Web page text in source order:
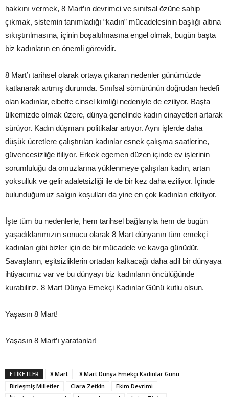
hakkını vermek, 8 Mart’ın devrimci ve sınıfsal özüne sahip
çıkmak, sistemin tanımladığı “kadın” mücadelesinin başlığı altına
sıkıştırılmasına, içinin boşaltılmasına engel olmak, bugün başta
biz kadınların en önemli görevidir.
8 Mart’ı tarihsel olarak ortaya çıkaran nedenler günümüzde
katlanarak artmış durumda. Sınıfsal sömürünün doğrudan hedefi
olan kadınlar, elbette cinsel kimliği nedeniyle de eziliyor. Başta
ülkemizde olmak üzere, dünya genelinde kadın cinayetleri artarak
sürüyor. Kadın düşmanı politikalar artıyor. Aynı işlerde daha
düşük ücretlere çalıştırılan kadınlar esnek çalışma saatlerine,
güvencesizliğe itiliyor. Erkek egemen düzen içinde ev işlerinin
sorumluluğu da omuzlarına yüklenmeye çalışılan kadın, artan
yoksulluk ve gelir adaletsizliği ile de bir kez daha eziliyor. İçinde
bulunduğumuz salgın koşulları da yine en çok kadınları etkiliyor.
İşte tüm bu nedenlerle, hem tarihsel bağlarıyla hem de bugün
yaşadıklarımızın sonucu olarak 8 Mart dünyanın tüm emekçi
kadınları gibi bizler için de bir mücadele ve kavga günüdür.
Savaşların, eşitsizliklerin ortadan kalkacağı daha adil bir dünyaya
ihtiyacımız var ve bu dünyayı biz kadınların öncülüğünde
kurabiliriz. 8 Mart Dünya Emekçi Kadınlar Günü kutlu olsun.
Yaşasın 8 Mart!
Yaşasın 8 Mart’ı yaratanlar!
ETIKETLER 8 Mart
8 Mart Dünya Emekçi Kadınlar Günü
Birleşmiş Milletler
Clara Zetkin
Ekim Devrimi